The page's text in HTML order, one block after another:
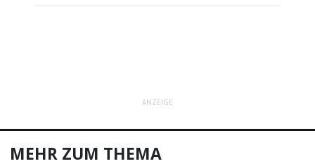
ANZEIGE
MEHR ZUM THEMA